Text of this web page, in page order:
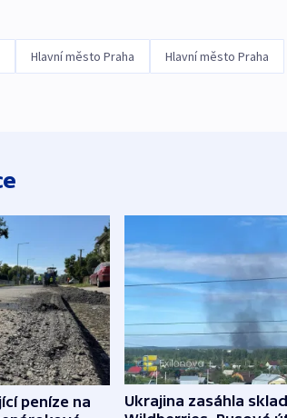
Hlavní město Praha Hlavní město Praha
peníze na
Ukrajina zasáhla sklad